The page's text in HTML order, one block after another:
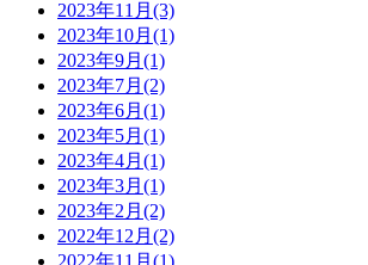
2023年11月(3)
2023年10月(1)
2023年9月(1)
2023年7月(2)
2023年6月(1)
2023年5月(1)
2023年4月(1)
2023年3月(1)
2023年2月(2)
2022年12月(2)